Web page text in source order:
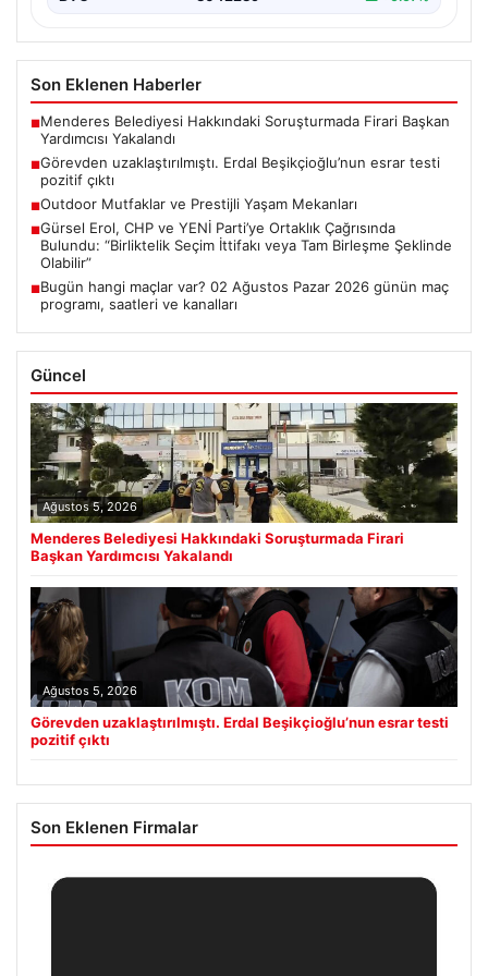
Son Eklenen Haberler
■Menderes Belediyesi Hakkındaki Soruşturmada Firari Başkan
Yardımcısı Yakalandı
■Görevden uzaklaştırılmıştı. Erdal Beşikçioğlu’nun esrar testi
pozitif çıktı
■Outdoor Mutfaklar ve Prestijli Yaşam Mekanları
■Gürsel Erol, CHP ve YENİ Parti’ye Ortaklık Çağrısında
Bulundu: “Birliktelik Seçim İttifakı veya Tam Birleşme Şeklinde
Olabilir”
■Bugün hangi maçlar var? 02 Ağustos Pazar 2026 günün maç
programı, saatleri ve kanalları
Güncel
Ağustos 5, 2026
Menderes Belediyesi Hakkındaki Soruşturmada Firari
Başkan Yardımcısı Yakalandı
Ağustos 5, 2026
Görevden uzaklaştırılmıştı. Erdal Beşikçioğlu’nun esrar testi
pozitif çıktı
Son Eklenen Firmalar